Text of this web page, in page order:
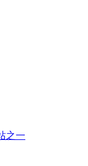
之一